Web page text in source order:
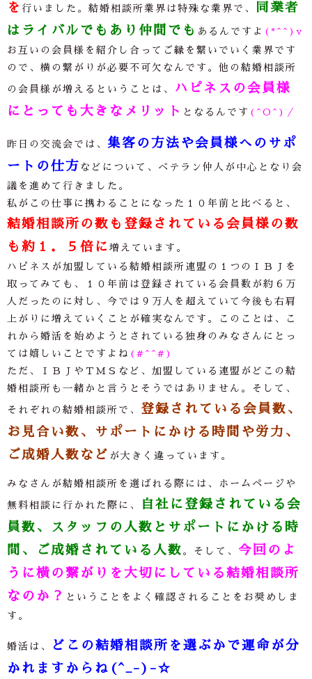
を 行いました。結婚相談所業界は特殊な業界で、
同業者
はライバルでもあり仲間でも あるんですよ (*^^)v
お互いの会員様を紹介し合ってご縁を繋いでいく業界です
ので、横の繋がりが必要不可欠なんです。他の結婚相談所
の会員様が増えるということは、
ハピネスの会員様
にとっても大きなメリット となるんです (^O^)／
昨日の交流会では、 集客の方法や会員様へのサポ
ートの仕方 などについて、ベテラン仲人が中心となり会
議を進めて行きました。
私がこの仕事に携わることになった１０年前と比べると、
結婚相談所の数も登録されている会員様の数
も約１．５倍に 増えています。
ハピネスが加盟している結婚相談所連盟の１つのＩＢＪを
取ってみても、１０年前は登録されている会員数が約６万
人だったのに対し、今では９万人を超えていて今後も右肩
上がりに増えていくことが確実なんです。このことは、こ
れから婚活を始めようとされている独身のみなさんにとっ
ては嬉しいことですよね (#^^#)
ただ、ＩＢＪやＴＭＳなど、加盟している連盟がどこの結
婚相談所も一緒かと言うとそうではありません。そして、
それぞれの結婚相談所で、 登録されている会員数、
お見合い数、サポートにかける時間や労力、
ご成婚人数など が大きく違っています。
みなさんが結婚相談所を選ばれる際には、ホームページや
無料相談に行かれた際に、
自社に登録されている会
員数、スタッフの人数とサポートにかける時
間、ご成婚されている人数 。そして、 今回のよ
うに横の繋がりを大切にしている結婚相談所
なのか？
ということをよく確認されることをお奨めしま
す。
婚活は、
どこの結婚相談所を選ぶかで運命が分
かれますからね(^_-)-☆